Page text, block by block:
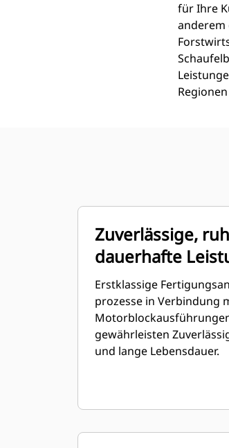
für Ihre
anderem
Zuverlässige,
dauerhafte
Erstklassige
prozesse in Verbindung
gewährleisten
und lange Lebensdauer.